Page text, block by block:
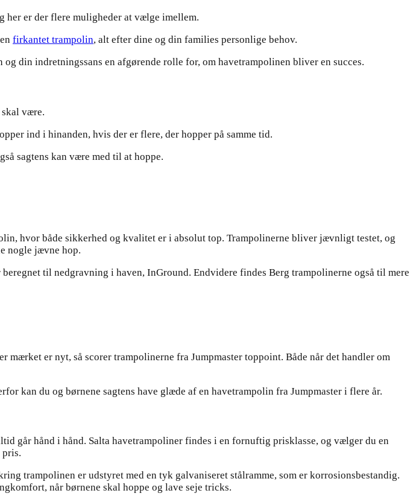
her er der flere muligheder at vælge imellem.
firkantet trampolin, alt efter dine og din families personlige behov.
din indretningssans en afgørende rolle for, om havetrampolinen bliver en succes.
skal være.
ind i hinanden, hvis der er flere, der hopper på samme tid.
sagtens kan være med til at hoppe.
hvor både sikkerhed og kvalitet er i absolut top. Trampolinerne bliver jævnligt testet, og
nogle jævne hop.
til nedgravning i haven, InGround. Endvidere findes Berg trampolinerne også til mere
er nyt, så scorer trampolinerne fra Jumpmaster toppoint. Både når det handler om
kan du og børnene sagtens have glæde af en havetrampolin fra Jumpmaster i flere år.
går hånd i hånd. Salta havetrampoliner findes i en fornuftig prisklasse, og vælger du en
trampolinen er udstyret med en tyk galvaniseret stålramme, som er korrosionsbestandig.
når børnene skal hoppe og lave seje tricks.